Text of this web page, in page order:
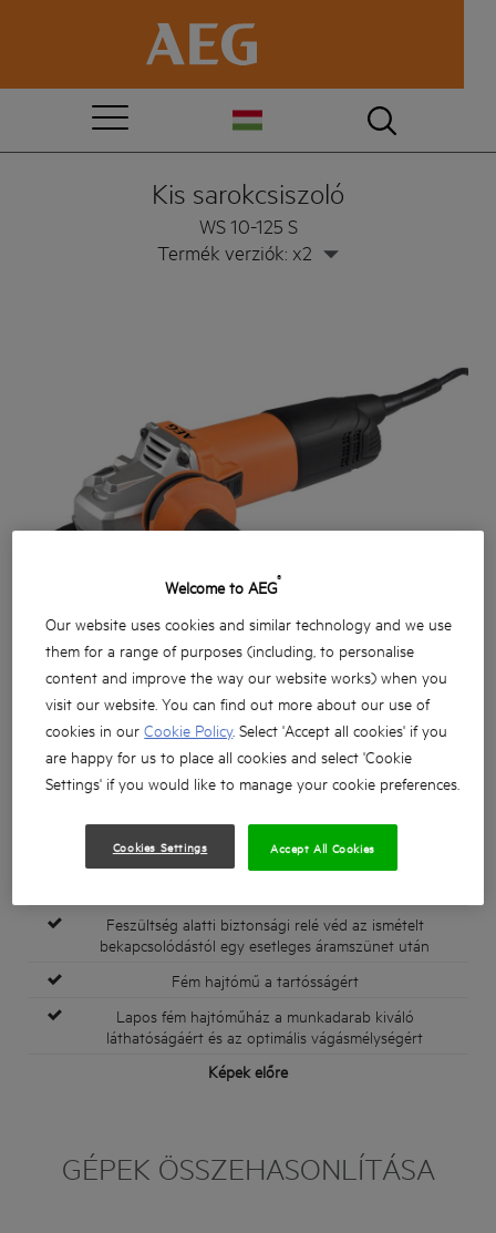
Kis sarokcsiszoló
WS 10-125 S
Termék verziók: x2
Feszültség alatti biztonsági relé véd az ismételt
bekapcsolódástól egy esetleges áramszünet után
Fém hajtómű a tartósságért
Lapos fém hajtóműház a munkadarab kiváló
láthatóságáért és az optimális vágásmélységért
Képek előre
GÉPEK ÖSSZEHASONLÍTÁSA
Welcome to AEG®
Our website uses cookies and similar technology and we use
them for a range of purposes (including, to personalise
content and improve the way our website works) when you
visit our website. You can find out more about our use of
cookies in ourCookie Policy. Select 'Accept all cookies' if you
are happy for us to place all cookies and select 'Cookie
Settings' if you would like to manage your cookie preferences.
Cookies Settings Accept All Cookies